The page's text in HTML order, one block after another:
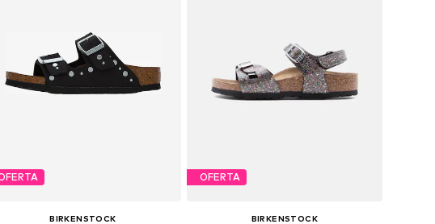
BIRKENSTOCK
OFERTA
BIRKENSTOCK